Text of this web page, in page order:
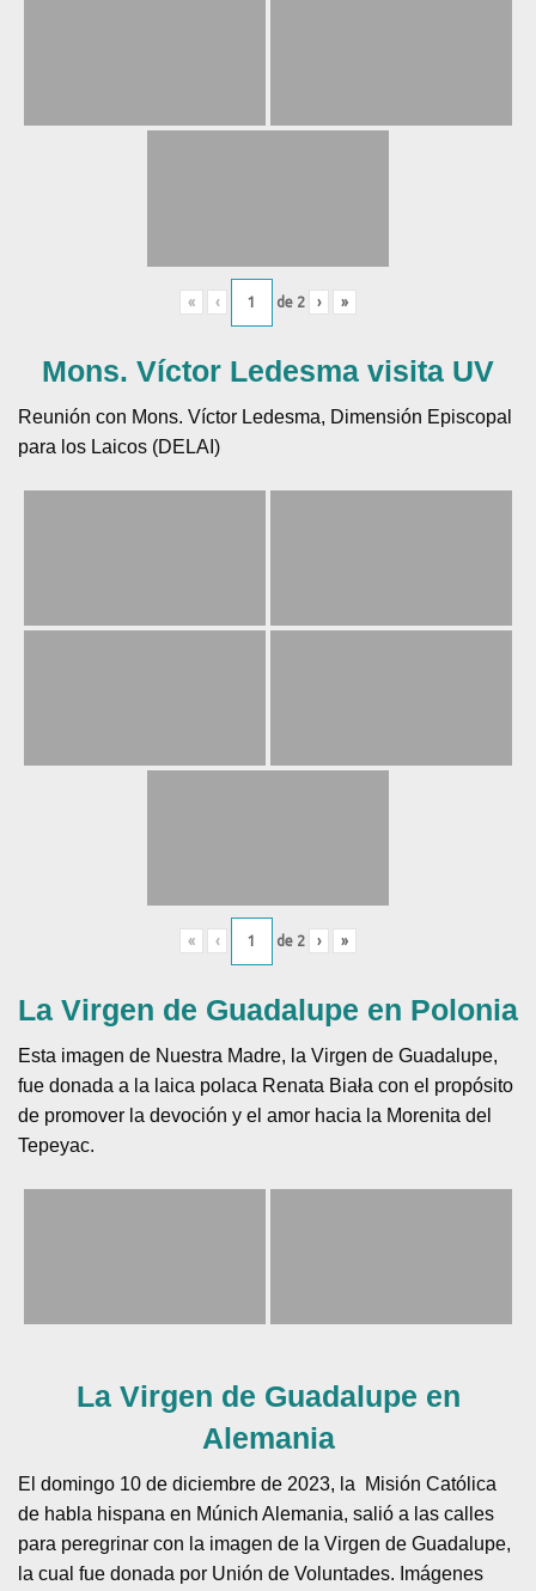
« ‹ de 2 › »
Mons. Víctor Ledesma visita UV
Reunión con Mons. Víctor Ledesma, Dimensión Episcopal
para los Laicos (DELAI)
« ‹ de 2 › »
La Virgen de Guadalupe en Polonia
Esta imagen de Nuestra Madre, la Virgen de Guadalupe,
fue donada a la laica polaca Renata Biała con el propósito
de promover la devoción y el amor hacia la Morenita del
Tepeyac.
La Virgen de Guadalupe en
Alemania
El domingo 10 de diciembre de 2023, la Misión Católica
de habla hispana en Múnich Alemania, salió a las calles
para peregrinar con la imagen de la Virgen de Guadalupe,
la cual fue donada por Unión de Voluntades. Imágenes